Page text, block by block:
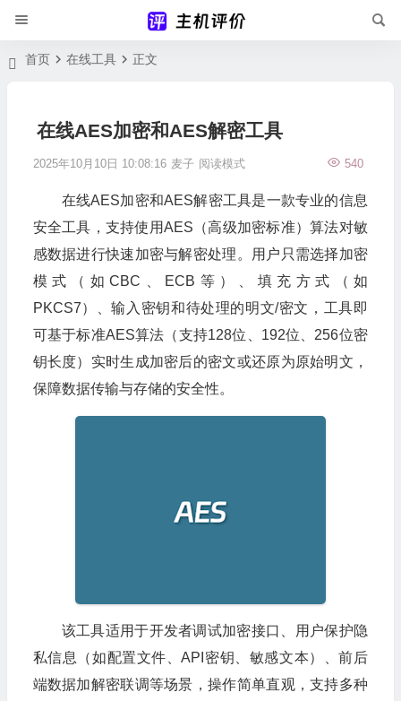
首页 在线工具 正文
在线AES加密和AES解密工具
2025年10月10日 10:08:16 麦子 540
阅读模式
在线AES加密和AES解密工具是一款专业的信息
安全工具，支持使用AES（高级加密标准）算法对敏
感数据进行快速加密与解密处理。用户只需选择加密
模式（如CBC、ECB等）、填充方式（如
PKCS7）、输入密钥和待处理的明文/密文，工具即
可基于标准AES算法（支持128位、192位、256位密
钥长度）实时生成加密后的密文或还原为原始明文，
保障数据传输与存储的安全性。
该工具适用于开发者调试加密接口、用户保护隐
私信息（如配置文件、API密钥、敏感文本）、前后
端数据加解密联调等场景，操作简单直观，支持多种